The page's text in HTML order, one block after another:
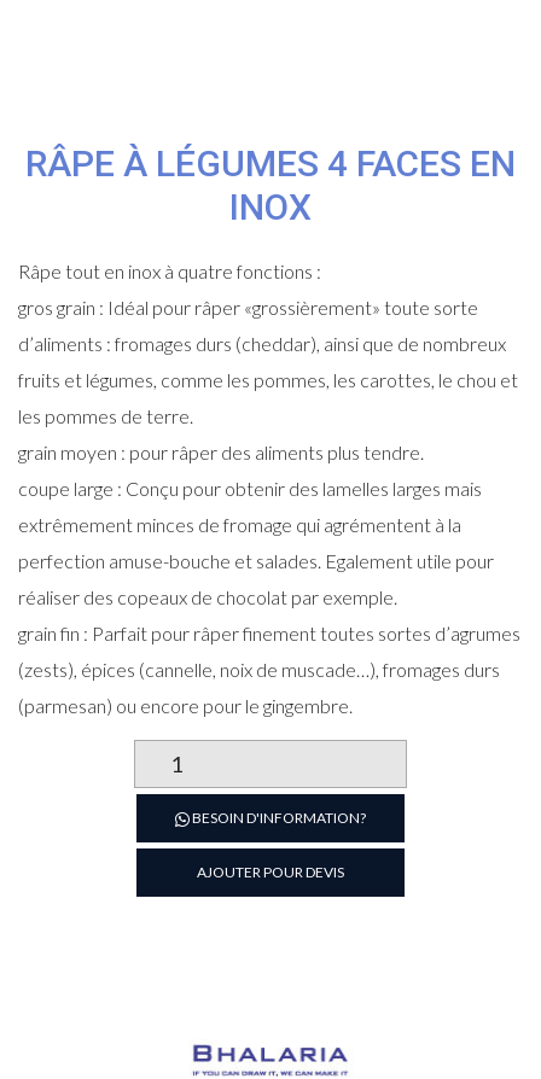
RÂPE À LÉGUMES 4 FACES EN
INOX
Râpe tout en inox à quatre fonctions :
gros grain : Idéal pour râper «grossièrement» toute sorte
d’aliments : fromages durs (cheddar), ainsi que de nombreux
fruits et légumes, comme les pommes, les carottes, le chou et
les pommes de terre.
grain moyen : pour râper des aliments plus tendre.
coupe large : Conçu pour obtenir des lamelles larges mais
extrêmement minces de fromage qui agrémentent à la
perfection amuse-bouche et salades. Egalement utile pour
réaliser des copeaux de chocolat par exemple.
grain fin : Parfait pour râper finement toutes sortes d’agrumes
(zests), épices (cannelle, noix de muscade…), fromages durs
(parmesan) ou encore pour le gingembre.
de
Râpe
à
légumes
4
BESOIN D'INFORMATION?
AJOUTER POUR DEVIS